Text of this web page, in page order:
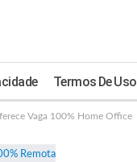
Termos De Uso
Vaga 100% Home Office